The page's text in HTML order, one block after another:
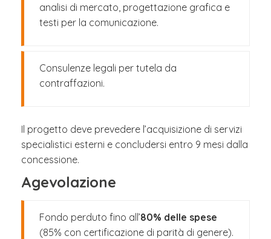
analisi di mercato, progettazione grafica e
testi per la comunicazione.
Consulenze legali per tutela da
contraffazioni.
Il progetto deve prevedere l’acquisizione di servizi
specialistici esterni e concludersi entro 9 mesi dalla
concessione.
Agevolazione
Fondo perduto fino all’80% delle spese
(85% con certificazione di parità di genere).